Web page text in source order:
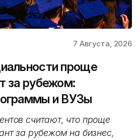
7 Августа, 2026
проще
за рубежом:
и ВУЗы
считают, что проще
за рубежом на бизнес,